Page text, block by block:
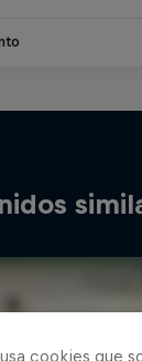
cookies que